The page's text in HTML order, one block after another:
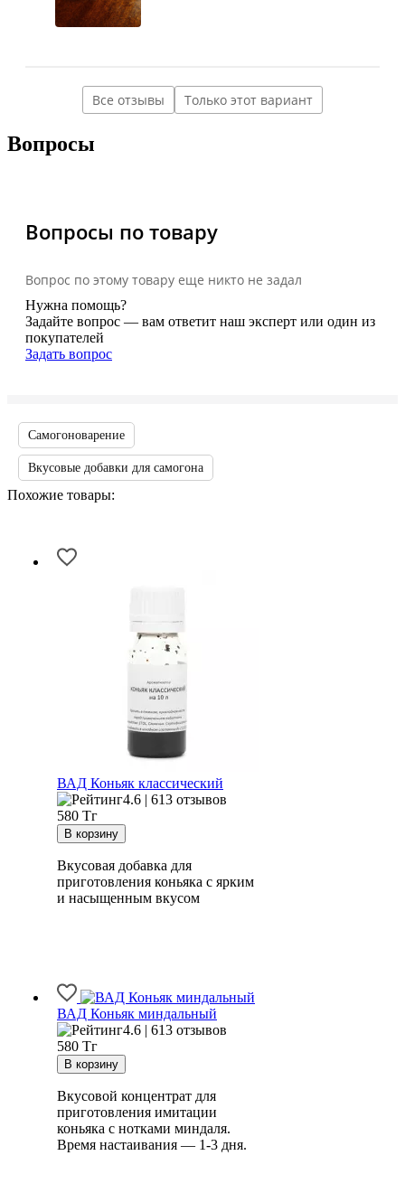
Все отзывы Только этот вариант
Вопросы
Вопросы по товару
Вопрос по этому товару еще никто не задал
Нужна помощь?
Задайте вопрос — вам ответит наш эксперт или один из
покупателей
Задать вопрос
Самогоноварение
Вкусовые добавки для самогона
Похожие товары:
ВАД Коньяк классический
4.6 | 613 отзывов
580 Тг
Вкусовая добавка для
приготовления коньяка с ярким
и насыщенным вкусом
ВАД Коньяк миндальный
4.6 | 613 отзывов
580 Тг
Вкусовой концентрат для
приготовления имитации
коньяка с нотками миндаля.
Время настаивания — 1-3 дня.